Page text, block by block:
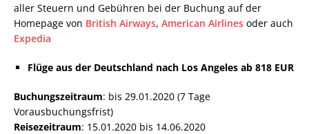
aller Steuern und Gebühren bei der Buchung auf der
Homepage von British Airways, American Airlines oder auch
Expedia
Flüge aus der Deutschland nach Los Angeles ab 818 EUR
Buchungszeitraum: bis 29.01.2020 (7 Tage
Vorausbuchungsfrist)
Reisezeitraum: 15.01.2020 bis 14.06.2020